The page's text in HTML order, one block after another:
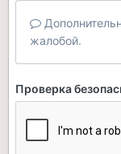
жалобой.
Проверка